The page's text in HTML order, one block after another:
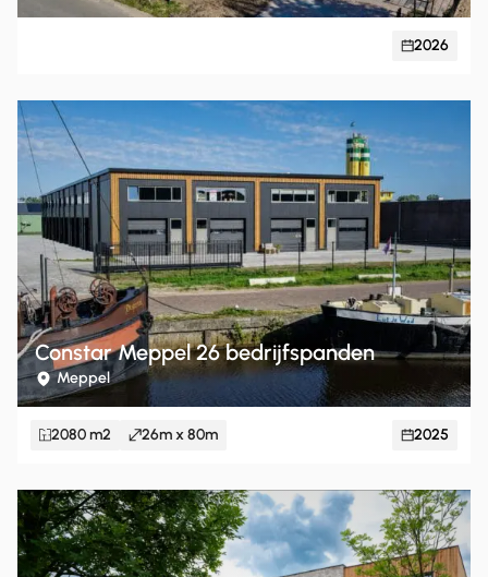
2026
Constar Meppel 26 bedrijfspanden
Meppel
2080 m2 26m x 80m 2025